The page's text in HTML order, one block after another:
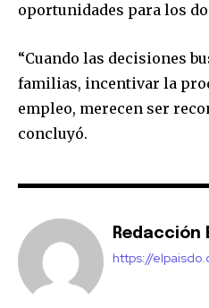
oportunidades para los
“Cuando las decisiones
familias, incentivar la
empleo, merecen ser
concluyó.
Redacción
https://